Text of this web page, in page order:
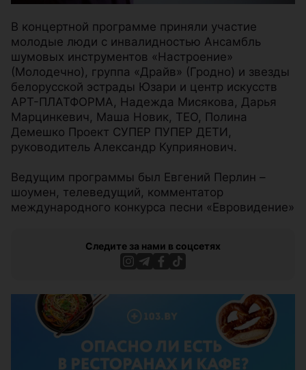
В концертной программе приняли участие
молодые люди с инвалидностью Ансамбль
шумовых инструментов «Настроение»
(Молодечно), группа «Драйв» (Гродно) и звезды
белорусской эстрады Юзари и центр искусств
АРТ-ПЛАТФОРМА, Надежда Мисякова, Дарья
Марцинкевич, Маша Новик, ТЕО, Полина
Демешко Проект СУПЕР ПУПЕР ДЕТИ,
руководитель Александр Куприянович.
Ведущим программы был Евгений Перлин –
шоумен, телеведущий, комментатор
международного конкурса песни «Евровидение»
Следите за нами в соцсетях